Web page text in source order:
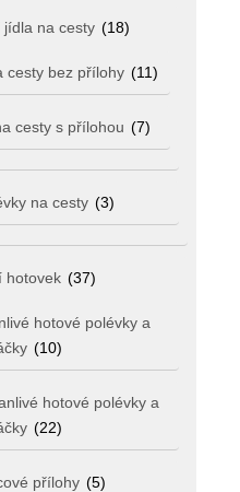
jídla na cesty (18)
cesty bez přílohy (11)
cesty s přílohou (7)
na cesty (3)
hotovek (37)
hotové polévky a
(10)
hotové polévky a
(22)
přílohy (5)